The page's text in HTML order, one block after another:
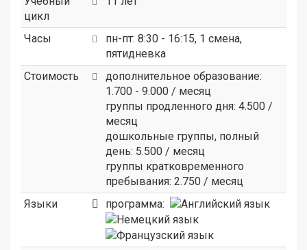
цикл
Часы
пн-пт: 8:30 - 16:15, 1 смена,
пятидневка
Стоимость
дополнительное образование:
1.700 - 9.000 / месяц
группы продленного дня: 4.500 /
месяц
дошкольные группы, полный
день: 5.500 / месяц
группы кратковременного
пребывания: 2.750 / месяц
Языки
программа: